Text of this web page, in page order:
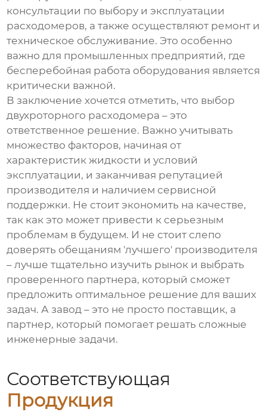
консультации по выбору и эксплуатации
расходомеров, а также осуществляют ремонт и
техническое обслуживание. Это особенно
важно для промышленных предприятий, где
бесперебойная работа оборудования является
критически важной.
В заключение хочется отметить, что выбор
двухроторного расходомера – это
ответственное решение. Важно учитывать
множество факторов, начиная от
характеристик жидкости и условий
эксплуатации, и заканчивая репутацией
производителя и наличием сервисной
поддержки. Не стоит экономить на качестве,
так как это может привести к серьезным
проблемам в будущем. И не стоит слепо
доверять обещаниям 'лучшего' производителя
– лучше тщательно изучить рынок и выбрать
проверенного партнера, который сможет
предложить оптимальное решение для ваших
задач. Азавод – это не просто поставщик, а
партнер, который помогает решать сложные
инженерные задачи.
Соответствующая
Продукция